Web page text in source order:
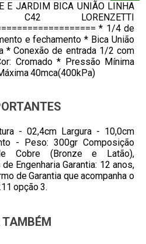
E JARDIM BICA UNIÃO LINHA
LORENZETTI
* 1/4 de
e fechamento * Bica União
* Conexão de entrada 1/2 com
Cromado * Pressão Mínima
40mca(400kPa)
- 02,4cm Largura - 10,0cm
- Peso: 300gr Composição
Cobre (Bronze e Latão),
Engenharia Garantia: 12 anos,
de Garantia que acompanha o
opção 3.
TAMBÉM